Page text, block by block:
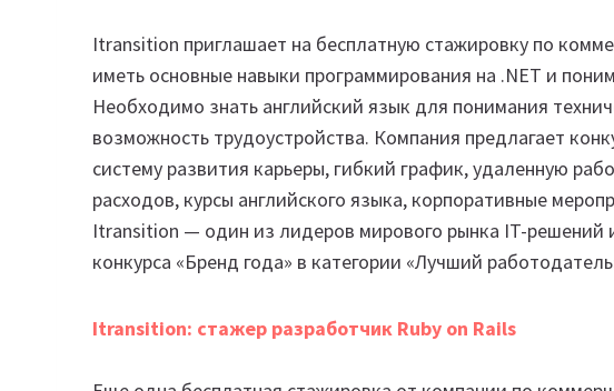
Itransition приглашает на бесплатную стажировку по
иметь основные навыки программирования на .NET и
Необходимо знать английский язык для понимания
возможность трудоустройства. Компания предлагает
систему развития карьеры, гибкий график, удаленную
расходов, курсы английского языка, корпоративные
Itransition — один из лидеров мирового рынка IT-решений
конкурса «Бренд года» в категории «Лучший
Itransition: cтажер разработчик Ruby on Rails